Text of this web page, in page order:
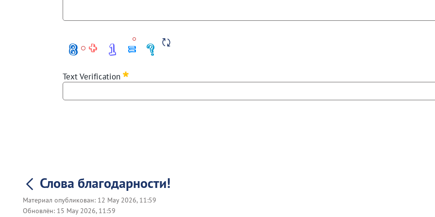
Text Verification
Слова благодарности!
Материал опубликован: 12 May 2026, 11:59
Обновлён: 15 May 2026, 11:59